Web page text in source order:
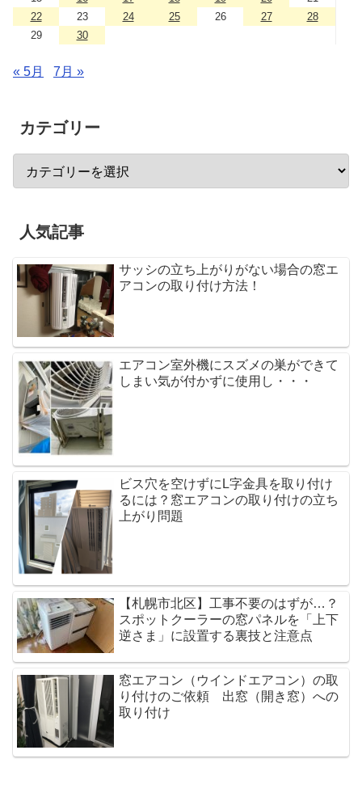
22
23 24 25 26 27
28
29
30
« 5月 7月 »
カテゴリー
人気記事
サッシの立ち上がりがない場合の窓エ
アコンの取り付け方法！
エアコン室外機にスズメの巣ができて
しまい気が付かずに使用し・・・
ビス穴を空けずにL字金具を取り付け
るには？窓エアコンの取り付けの立ち
上がり問題
【札幌市北区】工事不要のはずが…？
スポットクーラーの窓パネルを「上下
逆さま」に設置する裏技と注意点
窓エアコン（ウインドエアコン）の取
り付けのご依頼 出窓（開き窓）への
取り付け